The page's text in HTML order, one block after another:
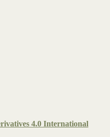
4.0 International